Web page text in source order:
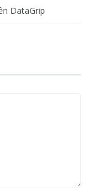
DataGrip